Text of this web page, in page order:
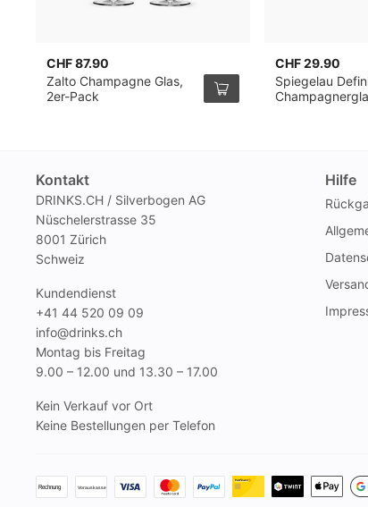
CHF 87.90
Zalto Champagne Glas,
2er-Pack
CHF 29.90
Spiegelau
Kontakt
DRINKS.CH / Silverbogen AG
Nüschelerstrasse 35
8001 Zürich
Schweiz
Kundendienst
+41 44 520 09 09
info@drinks.ch
Montag bis Freitag
9.00 – 12.00 und 13.30 – 17.00
Kein Verkauf vor Ort
Keine Bestellungen per Telefon
Hilfe